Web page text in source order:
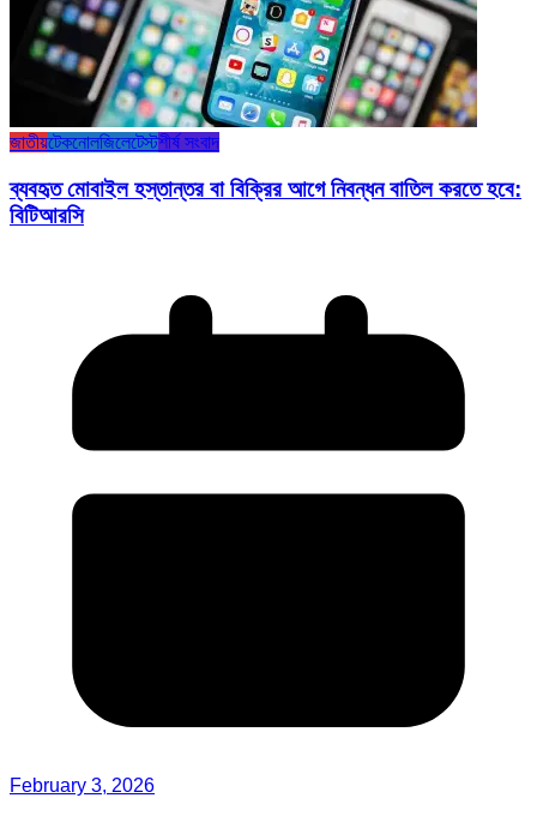
জাতীয়টেকনোলজিলেটেস্টশীর্ষ সংবাদ
ব্যবহৃত মোবাইল হস্তান্তর বা বিক্রির আগে নিবন্ধন বাতিল করতে হবে:
বিটিআরসি
February 3, 2026